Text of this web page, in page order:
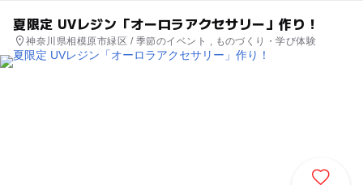
夏限定 UVレジン「オーロラアクセサリー」作り！
神奈川県相模原市緑区 / 季節のイベント , ものづくり・学び体験